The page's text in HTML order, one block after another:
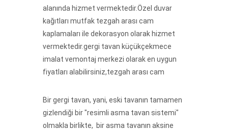
alanında hizmet vermektedir.Özel duvar
kağıtları mutfak tezgah arası cam
kaplamaları ile dekorasyon olarak hizmet
vermektedir.gergi tavan küçükçekmece
imalat vemontaj merkezi olarak en uygun
fiyatları alabilirsiniz,tezgah arası cam
Bir gergi tavan, yani, eski tavanın tamamen
gizlendiği bir "resimli asma tavan sistemi"
olmakla birlikte, bir asma tavanın aksine